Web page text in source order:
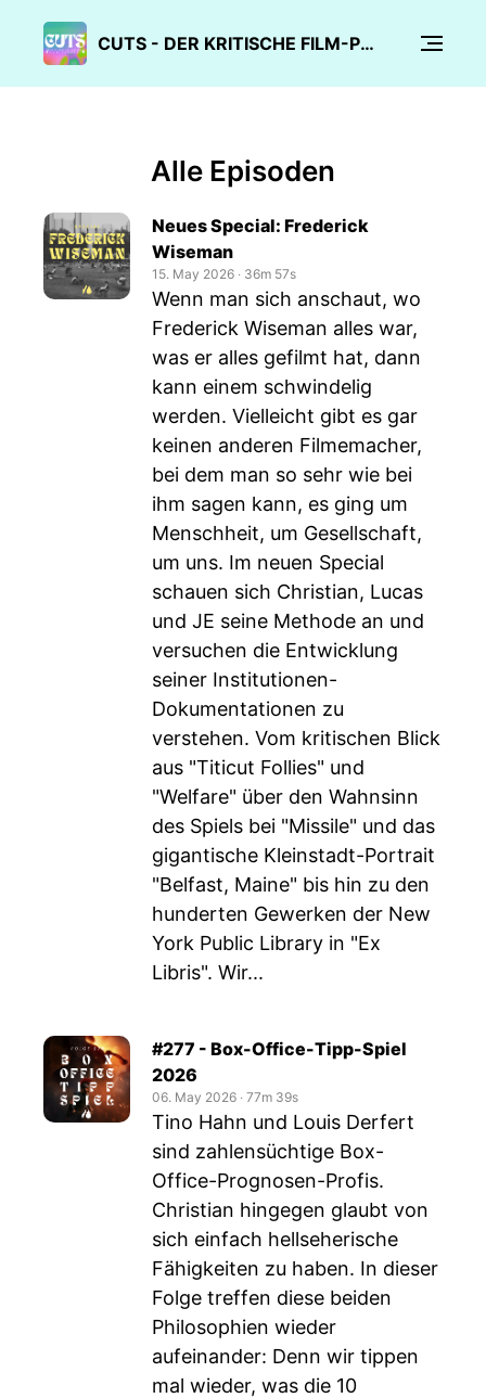
CUTS - DER KRITISCHE FILM-PODCAST
Alle Episoden
Neues Special: Frederick
Wiseman
15. May 2026 ‧ 36m 57s
Wenn man sich anschaut, wo
Frederick Wiseman alles war,
was er alles gefilmt hat, dann
kann einem schwindelig
werden. Vielleicht gibt es gar
keinen anderen Filmemacher,
bei dem man so sehr wie bei
ihm sagen kann, es ging um
Menschheit, um Gesellschaft,
um uns. Im neuen Special
schauen sich Christian, Lucas
und JE seine Methode an und
versuchen die Entwicklung
seiner Institutionen-
Dokumentationen zu
verstehen. Vom kritischen Blick
aus "Titicut Follies" und
"Welfare" über den Wahnsinn
des Spiels bei "Missile" und das
gigantische Kleinstadt-Portrait
"Belfast, Maine" bis hin zu den
hunderten Gewerken der New
York Public Library in "Ex
Libris". Wir...
#277 - Box-Office-Tipp-Spiel
2026
06. May 2026 ‧ 77m 39s
Tino Hahn und Louis Derfert
sind zahlensüchtige Box-
Office-Prognosen-Profis.
Christian hingegen glaubt von
sich einfach hellseherische
Fähigkeiten zu haben. In dieser
Folge treffen diese beiden
Philosophien wieder
aufeinander: Denn wir tippen
mal wieder, was die 10